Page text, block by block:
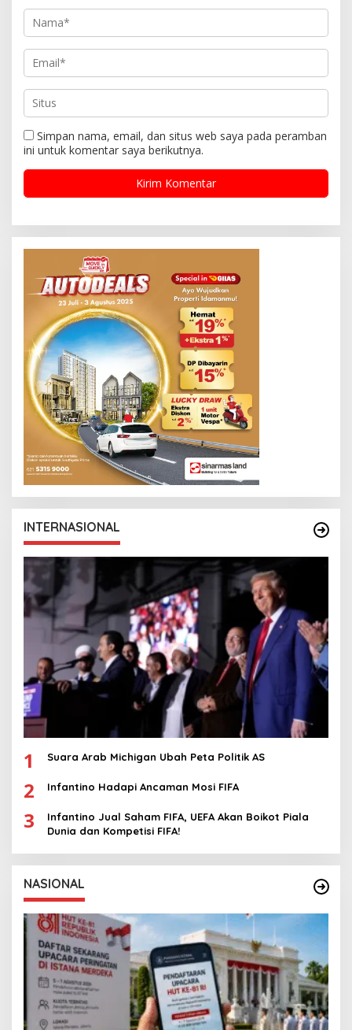
Simpan nama, email, dan situs web saya pada peramban
ini untuk komentar saya berikutnya.
INTERNASIONAL
1 Suara Arab Michigan Ubah Peta Politik AS
2 Infantino Hadapi Ancaman Mosi FIFA
3
Infantino Jual Saham FIFA, UEFA Akan Boikot Piala
Dunia dan Kompetisi FIFA!
NASIONAL